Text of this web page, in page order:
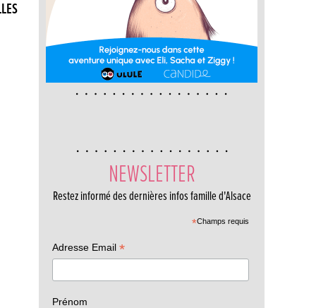
NEWSLETTER
Restez informé des dernières infos famille d'Alsace
*Champs requis
Adresse Email *
Prénom